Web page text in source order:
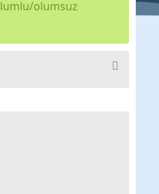
olumsuz